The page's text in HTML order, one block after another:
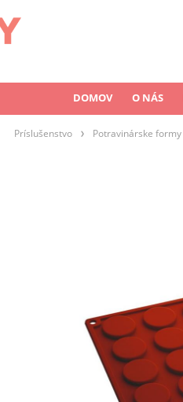
DOMOV O NÁS
Príslušenstvo Potravinárske formy